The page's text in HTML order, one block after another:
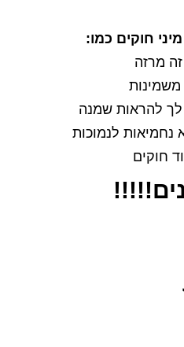
חוקים כמו:
מרזה
משמינות
לך להראות שמנה
נחמיאות לנמוכות
חוקים